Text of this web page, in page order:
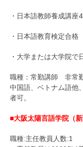
・日本語教師養成講座
・日本語教育検定合格
・大学または大学院
職種：常勤講師 非常
中国語、ベトナム語他
者可。
■大阪太陽言語学院（
職種:主任教員人数